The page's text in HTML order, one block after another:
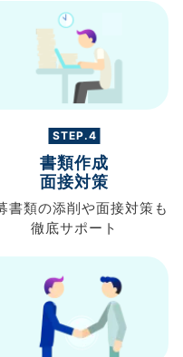
STEP.4
書類作成
面接対策
書類の添削や面接対策も
徹底サポート